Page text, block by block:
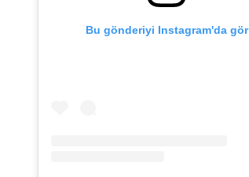
Bu gönderiyi Instagram'da gör